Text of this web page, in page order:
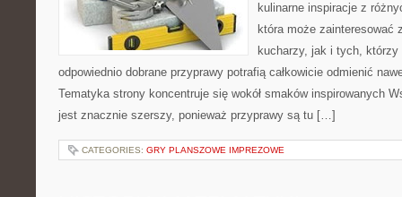
kulinarne inspiracje z
która może zainteresować
kucharzy, jak i tych, którzy
odpowiednio dobrane przyprawy potrafią całkowicie odmienić
Tematyka strony koncentruje się wokół smaków inspirowanych
jest znacznie szerszy, ponieważ przyprawy są tu […]
CATEGORIES: GRY PLANSZOWE IMPREZOWE